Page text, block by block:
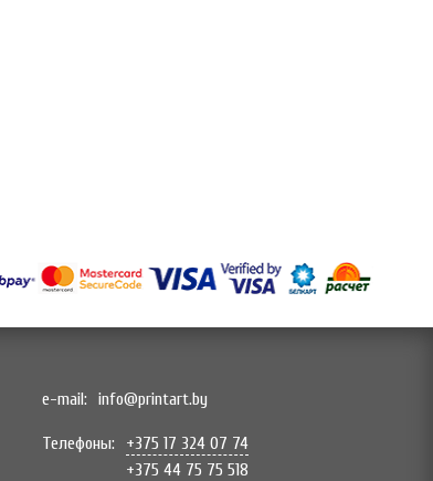
e-mail: info@printart.by
Телефоны:
+375 17 324 07 74
+375 44 75 75 518